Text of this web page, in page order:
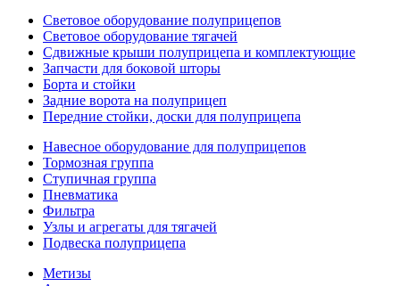
Световое оборудование полуприцепов
Световое оборудование тягачей
Сдвижные крыши полуприцепа и комплектующие
Запчасти для боковой шторы
Борта и стойки
Задние ворота на полуприцеп
Передние стойки, доски для полуприцепа
Навесное оборудование для полуприцепов
Тормозная группа
Ступичная группа
Пневматика
Фильтра
Узлы и агрегаты для тягачей
Подвеска полуприцепа
Метизы